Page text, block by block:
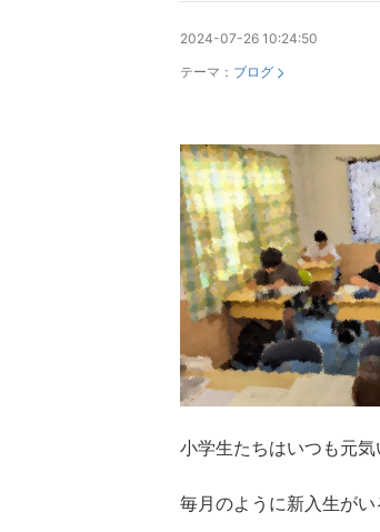
2024-07-26 10:24:50
テーマ： ブログ
小学生たちはいつも元気
毎月のように新入生が